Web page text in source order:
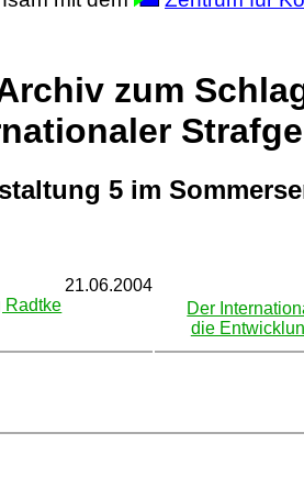
zum
5 im
21.06.2004
Radtke
Der
die